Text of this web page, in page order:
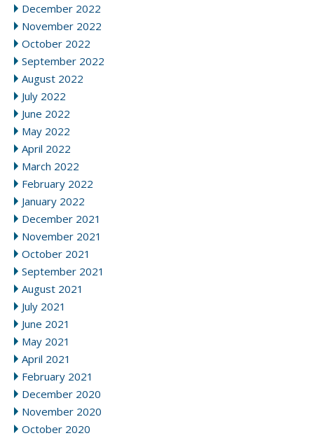
December 2022
November 2022
October 2022
September 2022
August 2022
July 2022
June 2022
May 2022
April 2022
March 2022
February 2022
January 2022
December 2021
November 2021
October 2021
September 2021
August 2021
July 2021
June 2021
May 2021
April 2021
February 2021
December 2020
November 2020
October 2020